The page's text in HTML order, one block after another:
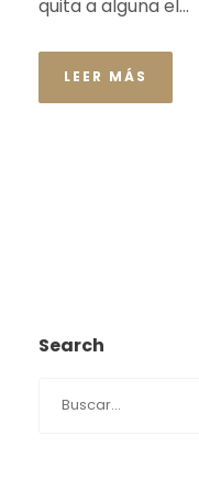
quita a alguna el...
LEER MÁS
Search